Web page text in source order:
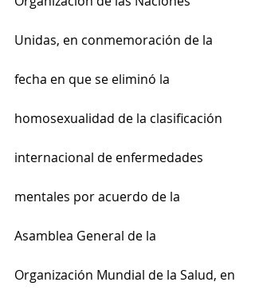
Unidas, en conmemoración de la
fecha en que se eliminó la
homosexualidad de la clasificación
internacional de enfermedades
mentales por acuerdo de la
Asamblea General de la
Organización Mundial de la Salud, en